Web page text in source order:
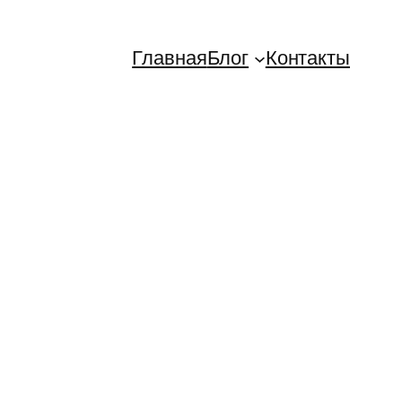
ГлавнаяБлог Контакты